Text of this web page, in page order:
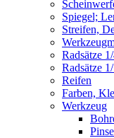
Spiegel;
Streifen,
Radsätze
Radsätze
Reifen
Farben,
Werkzeug